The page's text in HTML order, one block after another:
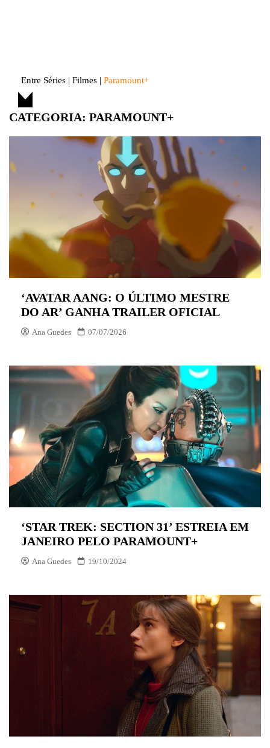
Entre Séries | Filmes | Paramount+
CATEGORIA: PARAMOUNT+
‘AVATAR AANG: O ÚLTIMO MESTRE
DO AR’ GANHA TRAILER OFICIAL
Ana Guedes 07/07/2026
‘STAR TREK: SECTION 31’ ESTREIA EM
JANEIRO PELO PARAMOUNT+
Ana Guedes 19/10/2024